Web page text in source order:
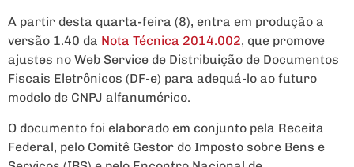
A partir desta quarta-feira (8), entra em produção a
versão 1.40 da Nota Técnica 2014.002, que promove
ajustes no Web Service de Distribuição de Documentos
Fiscais Eletrônicos (DF-e) para adequá-lo ao futuro
modelo de CNPJ alfanumérico.
O documento foi elaborado em conjunto pela Receita
Federal, pelo Comitê Gestor do Imposto sobre Bens e